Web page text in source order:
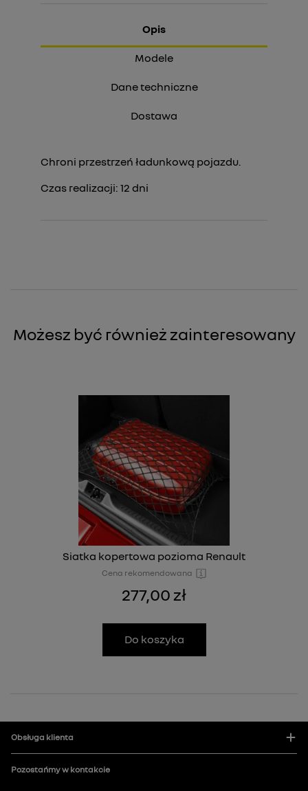
Opis
Modele
Dane techniczne
Dostawa
Chroni przestrzeń ładunkową pojazdu.
Czas realizacji: 12 dni
Możesz być również zainteresowany
Siatka kopertowa pozioma Renault
Cena rekomendowana
277,00 zł
Do koszyka
Obsługa klienta
Pozostańmy w kontakcie